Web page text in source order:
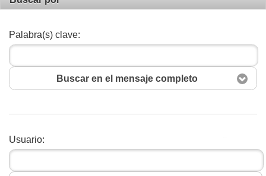
Palabra(s) clave:
Buscar en el mensaje completo
Usuario: